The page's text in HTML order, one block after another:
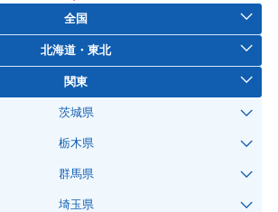
全国
北海道・東北
関東
茨城県
栃木県
群馬県
埼玉県